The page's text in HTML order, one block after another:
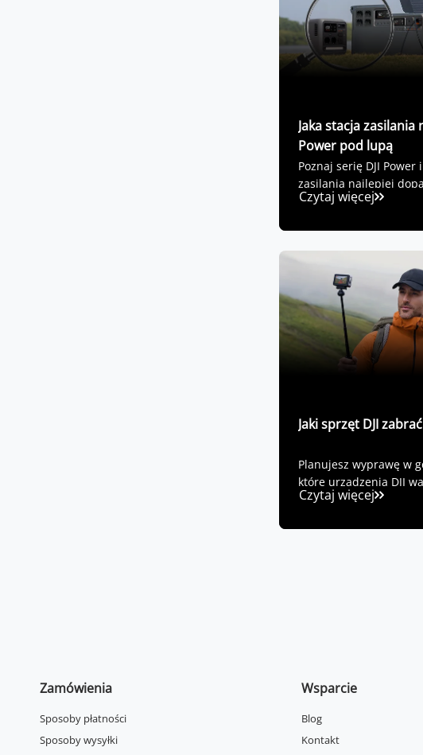
Jaka stacja zasilania
Power pod lupą
Poznaj serię DJI
zasilania najlepiej
Twoich potrzeb.
Czytaj więcej
Jaki sprzęt DJI
Planujesz wyprawę w
które urządzenia DJI
sobie!
Czytaj więcej
Zamówienia
Sposoby płatności
Sposoby wysyłki
Wsparcie
Blog
Kontakt